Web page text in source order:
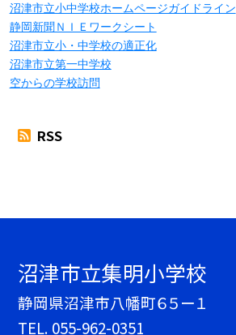
沼津市立小中学校ホームページガイドライン
静岡新聞ＮＩＥワークシート
沼津市立小・中学校の適正化
沼津市立第一中学校
空からの学校訪問
RSS
沼津市立集明小学校
静岡県沼津市八幡町６５ー１
TEL. 055-962-0351